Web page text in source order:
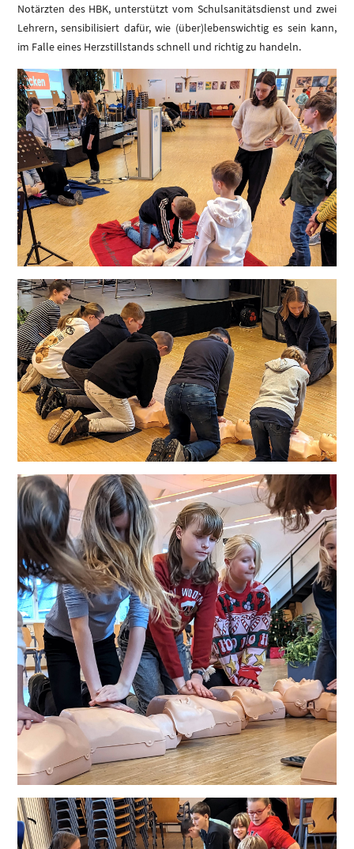
Notärzten des HBK, unterstützt vom Schulsanitätsdienst und zwei
Lehrern, sensibilisiert dafür, wie (über)lebenswichtig es sein kann,
im Falle eines Herzstillstands schnell und richtig zu handeln.